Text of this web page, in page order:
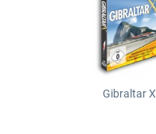
Gibraltar X